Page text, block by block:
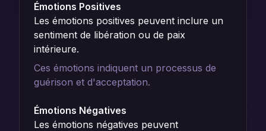
Émotions Positives
Les émotions positives peuvent inclure un
sentiment de libération ou de paix
intérieure.
Ces émotions indiquent un processus de
guérison et d'acceptation.
Émotions Négatives
Les émotions négatives peuvent